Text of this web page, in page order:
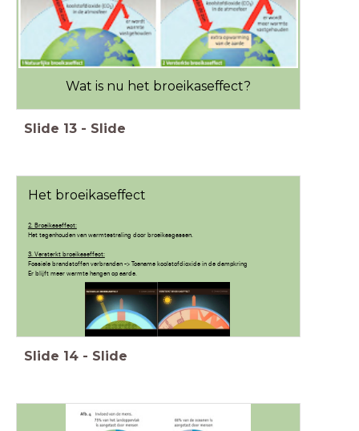
Wat is nu het broeikaseffect?
Slide 13 - Slide
Het broeikaseffect
2. Broeikaseffect:
Het tegenhouden van warmtestraling door broeikasgassen.
3. Versterkt broeikaseffect:
Fossiele brandstoffen verbranden -> Toename koolstofdioxide in de dampkring
Er blijft meer warmte hangen op aarde.
Slide 14 - Slide